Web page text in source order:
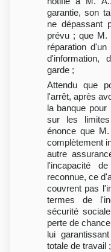
garantie, son
ne dépassant
prévu ; que M.
réparation
garde ;
Attendu que
l'arrêt, après
la banque pour
sur les
énonce que
complètement
autre
l'incapacité
reconnue, ce
couvrent pas
termes de
sécurité
perte de
lui
totale de travail ;